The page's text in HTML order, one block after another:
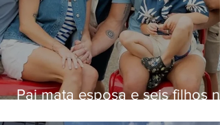
Pai mata esposa e seis filhos